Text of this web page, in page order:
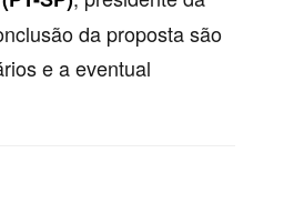
da proposta são
e a eventual